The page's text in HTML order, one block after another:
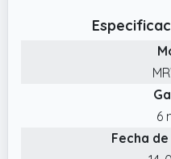
usar el vehículo
limpieza. No deja
que pueda interferir
que es seguro,
recomendable en
✔️ Este limpiador de
6
Fecha